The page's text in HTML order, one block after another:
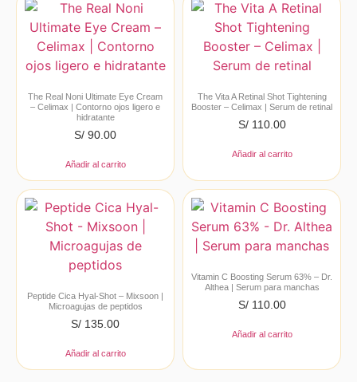
The Real Noni Ultimate Eye Cream
– Celimax | Contorno ojos ligero e
hidratante
S/ 90.00
Añadir al carrito
The Vita A Retinal Shot Tightening
Booster – Celimax | Serum de retinal
S/110.00
Añadir al carrito
Peptide Cica Hyal-Shot – Mixsoon |
Microagujas de peptidos
S/ 135.00
Añadir al carrito
Vitamin C Boosting Serum 63% – Dr.
Althea | Serum para manchas
S/110.00
Añadir al carrito